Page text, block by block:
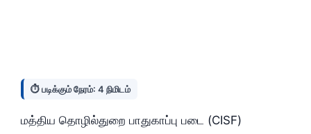
⏱️ படிக்கும் நேரம்: 4 நிமிடம்
மத்திய தொழில்துறை பாதுகாப்பு படை (CISF)